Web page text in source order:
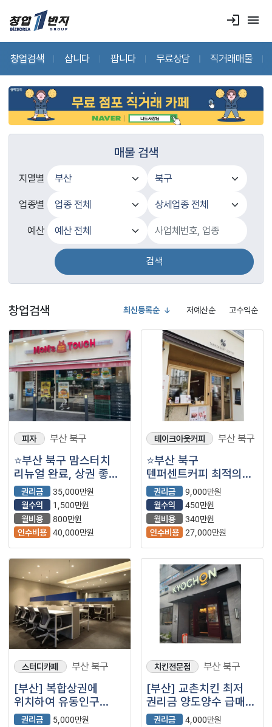
login menu
창업검색 삽니다 팝니다 무료상담 직거래매물
매물 검색
지열별
업종별
예산
검색
창업검색 최신등록순 저예산순 고수익순
피자 부산 북구
⭐부산 북구 맘스터치
리뉴얼 완료, 상권 좋은
자리에서 홀 수요가
많아 월 1,500만원
고수익 나오는
매장입니다.
권리금
35,000만원
월수익
1,500만원
월비용
800만원
인수비용 40,000만원
테이크아웃커피 부산 북구
⭐부산 북구
텐퍼센트커피 최적의
위치에서 수요가 꾸준히
많은 풀오토
매장입니다.
권리금
9,000만원
월수익
450만원
월비용
340만원
인수비용 27,000만원
스터디카페 부산 북구
[부산] 복합상권에
위치하여 유동인구
많은곳 양도양수 창업
권리금
5,000만원
치킨전문점 부산 북구
[부산] 교촌치킨 최저
권리금 양도양수 급매
매물
권리금
4,000만원